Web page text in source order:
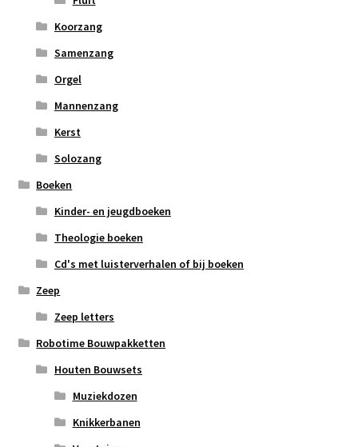
Koorzang
Samenzang
Orgel
Mannenzang
Kerst
Solozang
Boeken
Kinder- en jeugdboeken
Theologie boeken
Cd's met luisterverhalen of bij boeken
Zeep
Zeep letters
Robotime Bouwpakketten
Houten Bouwsets
Muziekdozen
Knikkerbanen